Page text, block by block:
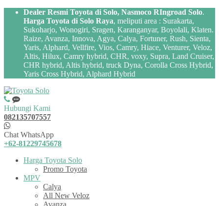
Dealer Resmi Toyota di Solo, Nasmoco RIngroad Solo.
Harga Toyota di Solo Raya, meliputi area : Surakarta,
Sukoharjo, Wonogiri, Sragen, Karanganyar, Boyolali, Klaten.
Raize, Avanza, Innova, Agya, Calya, Fortuner, Rush, Sienta,
Yaris, Alphard, Vellfire, Vios, Camry, Hiace, Venturer, Veloz,
Altis, Hilux, Camry hybrid, CHR, voxy, Supra, Land Cruiser,
CHR hybrid, Altis hybrid, truck Dyna, Corolla Cross Hybrid,
Yaris Cross Hybrid, Alphard Hybrid
Hubungi Kami
082135707557
Chat WhatsApp
+62-81229745678
Harga Toyota Solo
Promo Toyota
MPV
Calya
All New Veloz
Avanza